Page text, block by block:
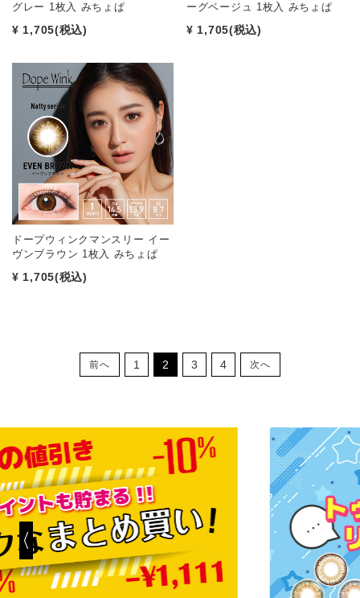
グレー 1枚入 みちょぱ
¥ 1,705(税込)
ーグベージュ 1枚入 みちょぱ
¥ 1,705(税込)
ドープウィンクマンスリー イー
ヴンブラウン 1枚入 みちょぱ
¥ 1,705(税込)
前へ 1 2 3 4 次へ